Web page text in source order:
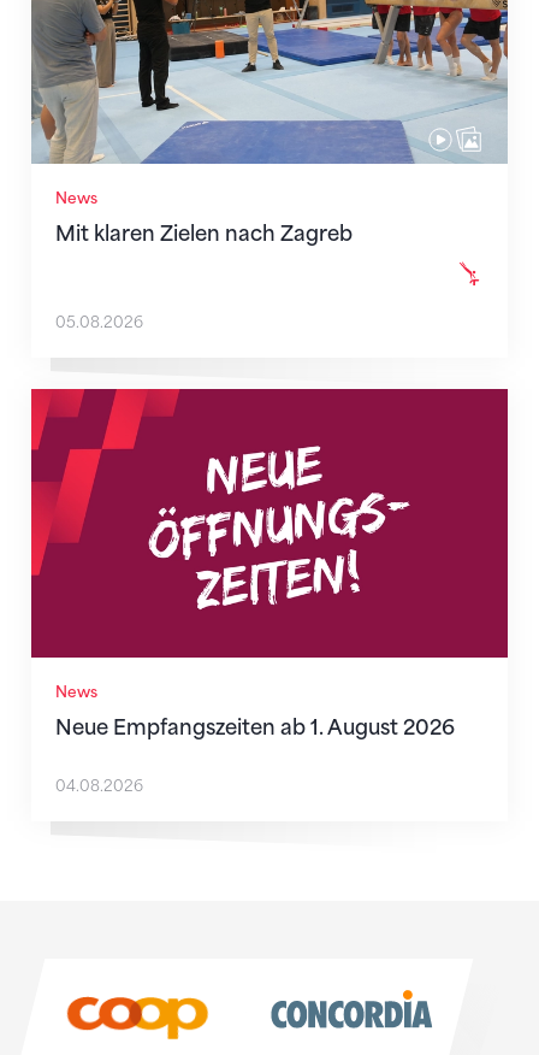
News
Mit klaren Zielen nach Zagreb
05.08.2026
News
Neue Empfangszeiten ab 1. August 2026
Neue Empfangszeiten ab 1. August 2026
04.08.2026